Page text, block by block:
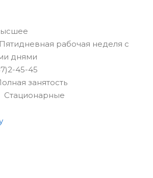
рабочая неделя с
днями
45-45
занятость
Стационарные